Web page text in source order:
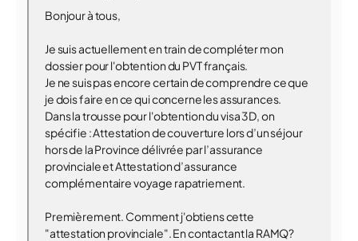
Bonjour à tous,
Je suis actuellement en train de compléter mon
dossier pour l'obtention du PVT français.
Je ne suis pas encore certain de comprendre ce que
je dois faire en ce qui concerne les assurances.
Dans la trousse pour l'obtention du visa 3D, on
spécifie : Attestation de couverture lors d’un séjour
hors de la Province délivrée par l’assurance
provinciale et Attestation d’assurance
complémentaire voyage rapatriement.
Premièrement. Comment j'obtiens cette
"attestation provinciale". En contactant la RAMQ?